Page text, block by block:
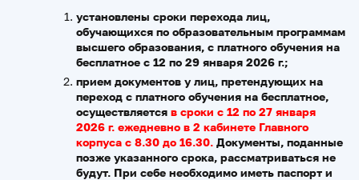
установлены сроки перехода лиц,
обучающихся по образовательным программам
высшего образования, с платного обучения на
бесплатное с 12 по 29 января 2026 г.;
прием документов у лиц, претендующих на
переход с платного обучения на бесплатное,
осуществляется в сроки с 12 по 27 января
2026 г. ежедневно в 2 кабинете Главного
корпуса с 8.30 до 16.30. Документы, поданные
позже указанного срока, рассматриваться не
будут. При себе необходимо иметь паспорт и